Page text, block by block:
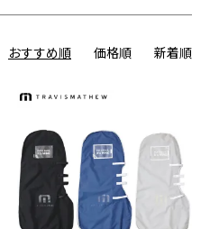
おすすめ順 価格順 新着順